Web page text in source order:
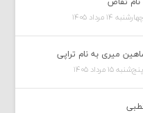
۱۴ مرداد ۱۴۰۵
میری به نام تراپی
۱۵ مرداد ۱۴۰۵